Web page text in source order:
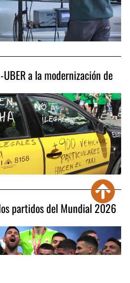
a la modernización de
partidos del Mundial 2026